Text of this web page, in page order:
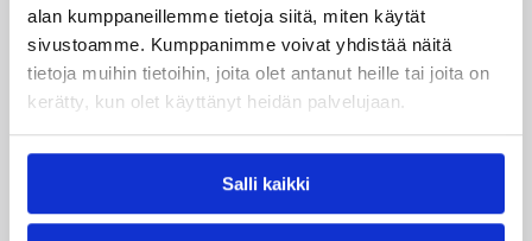
alan kumppaneillemme tietoja siitä, miten käytät
sivustoamme. Kumppanimme voivat yhdistää näitä
tietoja muihin tietoihin, joita olet antanut heille tai joita on
kerätty, kun olet käyttänyt heidän palvelujaan.
Salli kaikki
Koripalloliitto 04.08.2026 12:00
Miljoona koria! -haaste alkaa